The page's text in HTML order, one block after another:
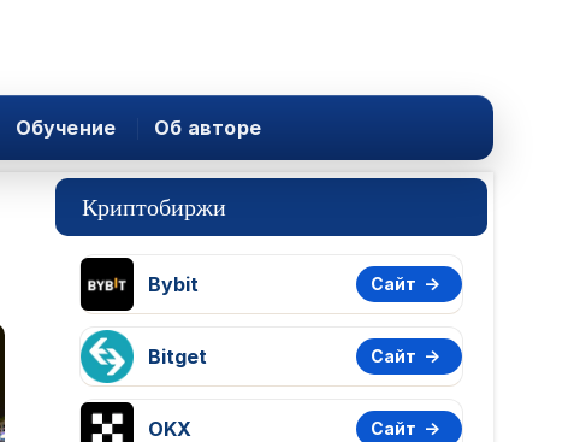
Обучение Об авторе
Криптобиржи
Bybit Сайт
Bitget Сайт
OKX Сайт